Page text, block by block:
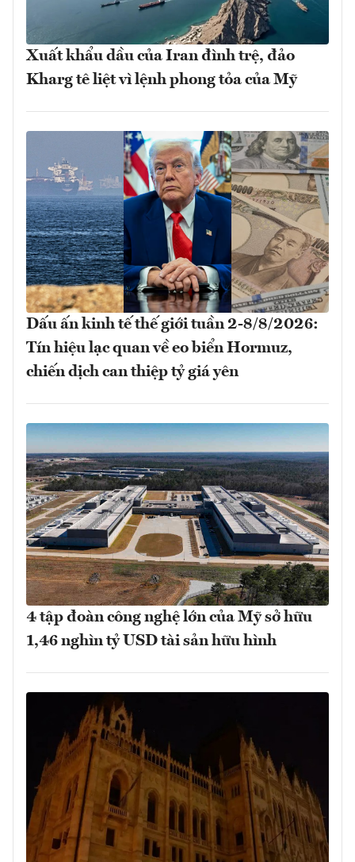
Xuất khẩu dầu của Iran đình trệ, đảo
Kharg tê liệt vì lệnh phong tỏa của Mỹ
Dấu ấn kinh tế thế giới tuần 2-8/8/2026:
Tín hiệu lạc quan về eo biển Hormuz,
chiến dịch can thiệp tỷ giá yên
4 tập đoàn công nghệ lớn của Mỹ sở hữu
1,46 nghìn tỷ USD tài sản hữu hình